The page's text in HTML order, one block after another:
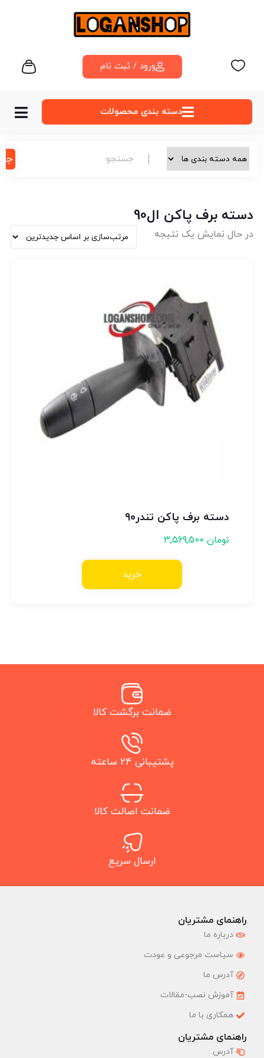
ورود / ثبت نام
دسته‌ بندی محصولات
دسته برف پاکن ال90
در حال نمایش یک نتیجه
دسته برف پاکن تندر۹۰
تومان3,569,500
خرید
ضمانت برگشت کالا
پشتیبانی 24 ساعته
ضمانت اصالت کالا
ارسال سریع
راهنمای مشتریان
درباره ما
سیاست مرجوعی و عودت
آدرس ما
آموزش نصب-مقالات
همکاری با ما
راهنمای مشتریان
آدرس :